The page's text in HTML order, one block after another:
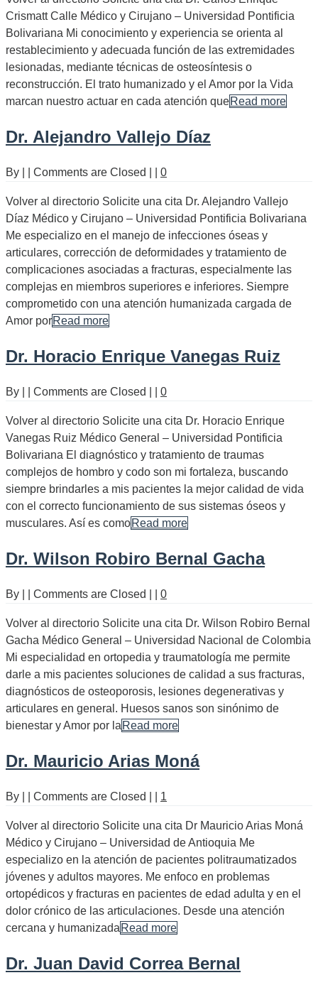
Crismatt Calle Médico y Cirujano – Universidad Pontificia
Bolivariana Mi conocimiento y experiencia se orienta al
restablecimiento y adecuada función de las extremidades
lesionadas, mediante técnicas de osteosíntesis o
reconstrucción. El trato humanizado y el Amor por la Vida
marcan nuestro actuar en cada atención queRead more
Dr. Alejandro Vallejo Díaz
By Comments are Closed 0
Volver al directorio Solicite una cita Dr. Alejandro Vallejo
Díaz Médico y Cirujano – Universidad Pontificia Bolivariana
Me especializo en el manejo de infecciones óseas y
articulares, corrección de deformidades y tratamiento de
complicaciones asociadas a fracturas, especialmente las
complejas en miembros superiores e inferiores. Siempre
comprometido con una atención humanizada cargada de
Amor porRead more
Dr. Horacio Enrique Vanegas Ruiz
By Comments are Closed 0
Volver al directorio Solicite una cita Dr. Horacio Enrique
Vanegas Ruiz Médico General – Universidad Pontificia
Bolivariana El diagnóstico y tratamiento de traumas
complejos de hombro y codo son mi fortaleza, buscando
siempre brindarles a mis pacientes la mejor calidad de vida
con el correcto funcionamiento de sus sistemas óseos y
musculares. Así es comoRead more
Dr. Wilson Robiro Bernal Gacha
By Comments are Closed 0
Volver al directorio Solicite una cita Dr. Wilson Robiro Bernal
Gacha Médico General – Universidad Nacional de Colombia
Mi especialidad en ortopedia y traumatología me permite
darle a mis pacientes soluciones de calidad a sus fracturas,
diagnósticos de osteoporosis, lesiones degenerativas y
articulares en general. Huesos sanos son sinónimo de
bienestar y Amor por la Read more
Dr. Mauricio Arias Moná
By Comments are Closed 1
Volver al directorio Solicite una cita Dr Mauricio Arias Moná
Médico y Cirujano – Universidad de Antioquia Me
especializo en la atención de pacientes politraumatizados
jóvenes y adultos mayores. Me enfoco en problemas
ortopédicos y fracturas en pacientes de edad adulta y en el
dolor crónico de las articulaciones. Desde una atención
cercana y humanizada Read more
Dr. Juan David Correa Bernal